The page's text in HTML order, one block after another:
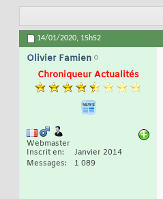
14/01/2020, 15h52
Olivier Famien
Chroniqueur Actualités
Webmaster
Inscrit en
Janvier 2014
Messages
1 089